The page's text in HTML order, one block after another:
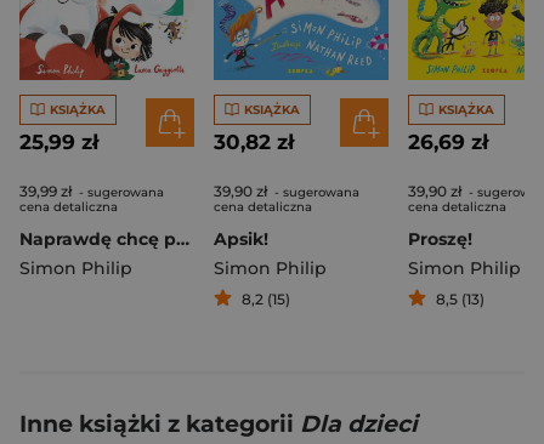
KSIĄŻKA
25,99 zł
39,99 zł - sugerowana
cena detaliczna
Naprawdę chcę pomóc. Naprawdę chcę!, tom 5
Simon Philip
KSIĄŻKA
30,82 zł
39,90 zł - sugerowana
cena detaliczna
Apsik!
Simon Philip
8,2 (15)
KSIĄŻKA
26,69 zł
39,90 zł -
cena detaliczna
Proszę!
Simon Philip
8,5 (13)
Inne książki z kategorii Dla dzieci